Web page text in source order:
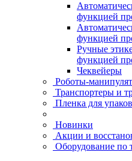
функцией
функцией
Ручные
функцией
Чеквейеры
Роботы-
Транспортеры и
Пленка для
Новинки
Акции и
Оборудование по